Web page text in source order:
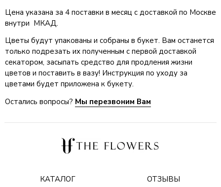
Цена указана за 4 поставки в месяц с доставкой по Москве
внутри МКАД.
Цветы будут упакованы и собраны в букет. Вам останется
только подрезать их полученным с первой доставкой
секатором, засыпать средство для продления жизни
цветов и поставить в вазу! Инструкция по уходу за
цветами будет приложена к букету.
Остались вопросы? Мы перезвоним Вам
КАТАЛОГ
ОТЗЫВЫ